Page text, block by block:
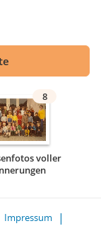
8
voller
Impressum